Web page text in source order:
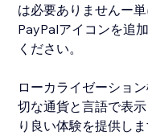
は必要ありませんー
PayPalアイコンを追
ください。
ローカライゼーショ
切な通貨と言語で表
り良い体験を提供し